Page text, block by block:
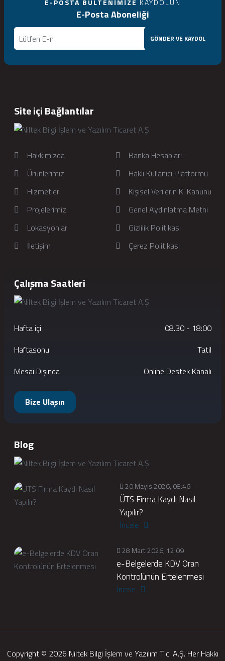
E-POSTA BÜLTENIMIZE KAYDOLUN
E-Posta Aboneliği
GÖNDER VE KAYDOL
Site içi Bağlantılar
Hakkımızda
Ürünlerimiz
Hizmetler
Projelerimiz
Lokasyonlar
İletişim
Banka Hesapları
Haklı Kullanıcı Platformu
Kişisel Verilerin K. Kanunu
Genel Aydınlatma Metni
Gizlilik Politikası
Çerez Politikası
Çalışma Saatleri
Hafta içi
08.30 - 18:00
Haftasonu
Tatil
Mesai Dışında
Online Destek Kanalı
Bize Ulaşın
Blog
20 Mayıs 2026, 08:46
ÜTS Firma Kaydı Nasıl
Yapılır?
İncele
28 Mart 2026, 12:09
e-Belgelerde KDV Oran
Kontrolünün Ertelenmesi
İncele
Copyright © 2026 Niltek Bilgi İşlem ve Yazılım Tic. A.Ş. Her Hakkı